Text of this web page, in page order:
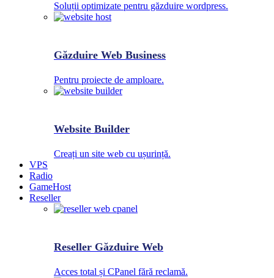
Soluții optimizate pentru găzduire wordpress.
Găzduire Web Business
Pentru proiecte de amploare.
Website Builder
Creați un site web cu ușurință.
VPS
Radio
GameHost
Reseller
Reseller Găzduire Web
Acces total și CPanel fără reclamă.